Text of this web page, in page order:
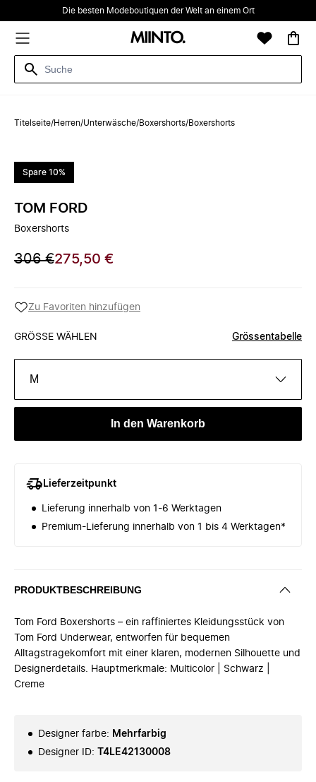
Die besten Modeboutiquen der Welt an einem Ort
Titelseite/Herren/Unterwäsche/Boxershorts/Boxershorts
Spare 10%
TOM FORD
Boxershorts
306 €275,50 €
Zu Favoriten hinzufügen
GRÖSSE WÄHLEN Grössentabelle
M
In den Warenkorb
Lieferzeitpunkt
Lieferung innerhalb von 1-6 Werktagen
Premium-Lieferung innerhalb von 1 bis 4 Werktagen*
PRODUKTBESCHREIBUNG
Tom Ford Boxershorts – ein raffiniertes Kleidungsstück von
Tom Ford Underwear, entworfen für bequemen
Alltagstragekomfort mit einer klaren, modernen Silhouette und
Designerdetails. Hauptmerkmale: Multicolor | Schwarz |
Creme
Designer farbe: Mehrfarbig
Designer ID: T4LE42130008